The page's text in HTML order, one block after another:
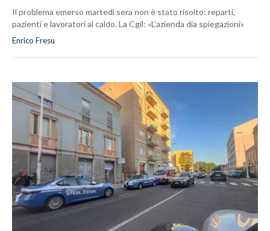
Il problema emerso martedì sera non è stato risolto: reparti,
pazienti e lavoratori al caldo. La Cgil: «L’azienda dia spiegazioni»
Enrico Fresu